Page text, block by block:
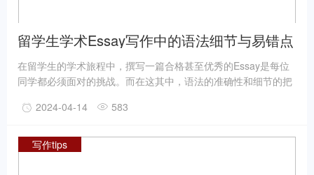
留学生学术Essay写作中的语法细节与易错点
剖析
在留学生的学术旅程中，撰写一篇合格甚至优秀的Essay是每位
同学都必须面对的挑战。而在这其中，语法的准确性和细节的把
Essay写作中常犯的语法错误，并提供相应的纠正建议。
2024-04-14 583
写作tips